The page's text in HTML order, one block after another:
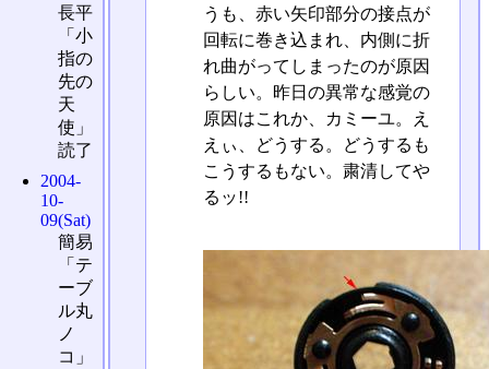
うも、赤い矢印部分の接点が
回転に巻き込まれ、内側に折
れ曲がってしまったのが原因
らしい。昨日の異常な感覚の
原因はこれか、カミーユ。え
えぃ、どうする。どうするも
こうするもない。粛清してや
るッ!!
長平
「小
指の
先の
天
使」
読了
2004-
10-
09(Sat)
簡易
「テ
ーブ
ル丸
ノ
コ」